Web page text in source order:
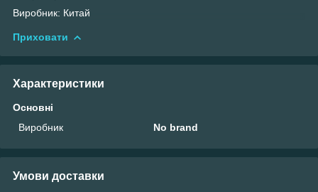
Виробник: Китай
Приховати
Характеристики
Основні
Виробник
No brand
Умови доставки